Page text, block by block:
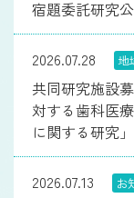
宿題委託研究
2026.07.28 地
共同研究施設
対する歯科医
に関する研究」
2026.07.13 お